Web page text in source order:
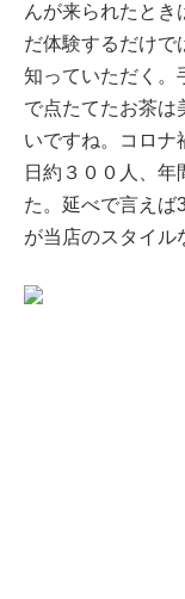
んが来られたとき
だ体験するだけで
知っていただく。
で点たてたお茶は
いですね。コロナ
日約３００人、年
た。延べで言えば
が当店のスタイル